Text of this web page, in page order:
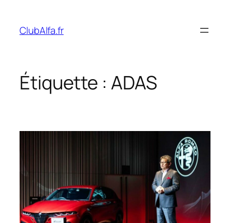
contenu
ClubAlfa.fr
Étiquette : ADAS